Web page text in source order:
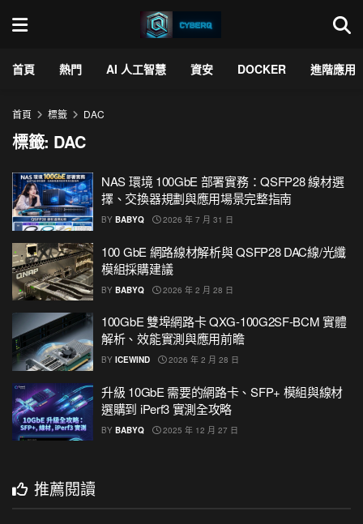
首頁 熱門 AI 人工智慧 資安 DOCKER 進階應用
首頁 標籤 DAC
標籤: DAC
NAS 環境 100GbE 部署實務：QSFP28 線材選
擇、交換器規劃與應用場景完整指南
BY BABYQ 2026 年 7 月 31 日
100 GbE 網路線材解析與 QSFP28 DAC線/光纖
模組採購建議
BY BABYQ 2026 年 2 月 28 日
100GbE 雙埠網路卡 QXG-100G2SF-BCM 實體
解析、效能實測與應用前瞻
BY ICEWIND 2026 年 2 月 28 日
升級 10GbE 需要的網路卡、SFP+ 模組與線材
選購到 iPerf3 實測全攻略
BY BABYQ 2025 年 12 月 27 日
推薦閱讀